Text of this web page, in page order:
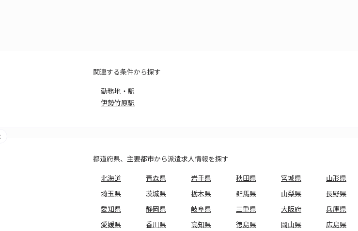
関連する条件から探す
勤務地・駅
伊勢竹原駅
都道府県、主要都市から派遣求人情報を探す
北海道
青森県 岩手県 秋田県 宮城県 山形県
埼玉県
茨城県 栃木県 群馬県 山梨県 長野県
愛知県
静岡県 岐阜県 三重県 大阪府 兵庫県
愛媛県
香川県 高知県 徳島県 岡山県 広島県